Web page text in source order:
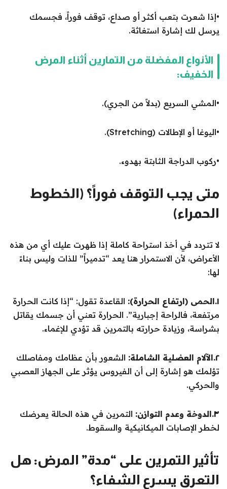
•إذا شعرت بتعب أكثر أو صداع، توقف فوراً، فجسمك
يرسل لك إشارة استغاثة.
الأنواع المفضلة من التمارين أثناء المرض
الخفيف:
•المشي السريع (بدلاً من الجري).
•اليوغا أو الإطالات (Stretching).
•ركوب الدراجة الثابتة بهدوء.
متى يجب التوقف فوراً؟ (الخطوط
الحمراء)
لا تتردد في أخذ استراحة كاملة إذا ظهرت عليك أي من هذه
الأعراض، لأن الاستمرار هنا يعد “تدميراً” للذات وليس بناءً
لها:
١.الحمى (ارتفاع الحرارة):
القاعدة تقول: “إذا كانت الحرارة
مرتفعة، فالراحة إجبارية”. الحرارة تعني أن جسمك يقاتل
بشراسة، وزيادة حرارته بالتمرين قد تؤدي للإغماء.
٢.الآلام العضلية الشاملة:
الشعور بأن عظامك ومفاصلك
تؤلمك هو إشارة إلى أن الفيروس يؤثر على الجهاز العصبي
والحركي.
٣.الدوخة وعدم التوازن:
التمرين في هذه الحالة يعرضك
لخطر الإصابات الميكانيكية والسقوط.
تأثير التمرين على “مدة” المرض: هل
التعرق يسرع الشفاء؟